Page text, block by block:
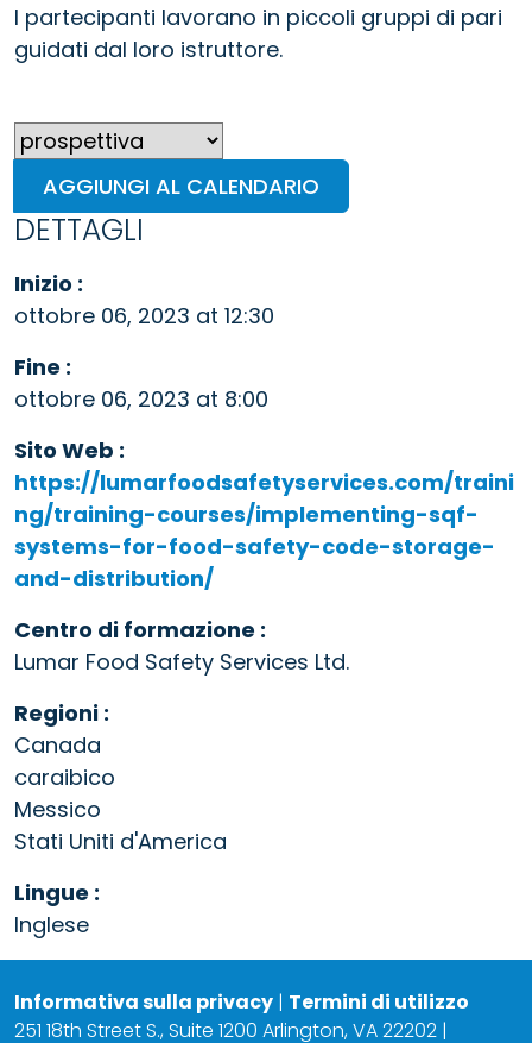
I partecipanti lavorano in piccoli gruppi di pari
guidati dal loro istruttore.
AGGIUNGI AL CALENDARIO
DETTAGLI
Inizio :
ottobre 06, 2023 at 12:30
Fine :
ottobre 06, 2023 at 8:00
Sito Web :
https://lumarfoodsafetyservices.com/traini
ng/training-courses/implementing-sqf-
systems-for-food-safety-code-storage-
and-distribution/
Centro di formazione :
Lumar Food Safety Services Ltd.
Regioni :
Canada
caraibico
Messico
Stati Uniti d'America
Lingue :
Inglese
Informativa sulla privacy | Termini di utilizzo
251 18th Street S., Suite 1200 Arlington, VA 22202 |